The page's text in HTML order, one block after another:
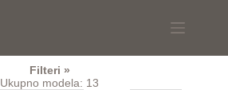
Filteri
Ukupno modela: 13